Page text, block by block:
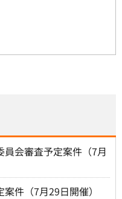
会審査予定案件（7月
件（7月29日開催）